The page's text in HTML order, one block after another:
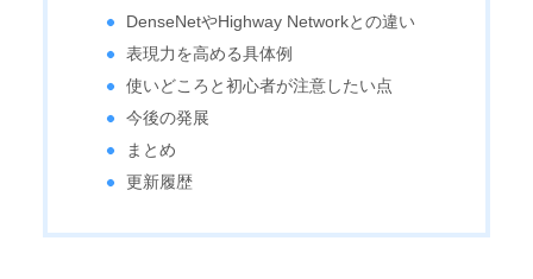
DenseNetやHighway Networkとの違い
表現力を高める具体例
使いどころと初心者が注意したい点
今後の発展
まとめ
更新履歴